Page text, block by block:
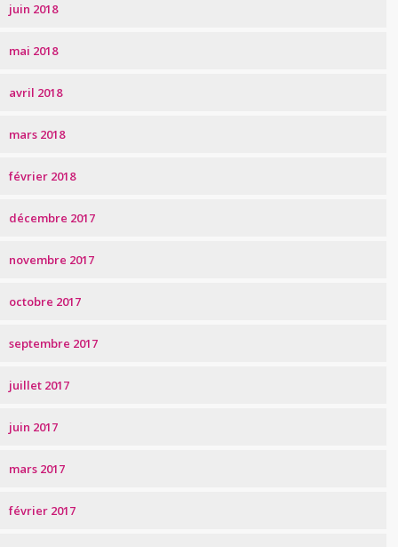
juin 2018
mai 2018
avril 2018
mars 2018
février 2018
décembre 2017
novembre 2017
octobre 2017
septembre 2017
juillet 2017
juin 2017
mars 2017
février 2017